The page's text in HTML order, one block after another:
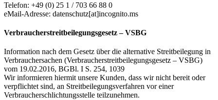
Telefon: +49 (0) 25 1 / 703 66 88 0
eMail-Adresse: datenschutz[at]incognito.ms
Verbraucherstreitbeilegungsgesetz – VSBG
Information nach dem Gesetz über die alternative Streitbeilegung in
Verbrauchersachen (Verbraucherstreitbeilegungsgesetz – VSBG)
vom 19.02.2016, BGBl. I S. 254, 1039
Wir informieren hiermit unsere Kunden, dass wir nicht bereit oder
verpflichtet sind, an Streitbeilegungsverfahren vor einer
Verbraucherschlichtungsstelle teilzunehmen.